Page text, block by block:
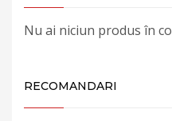
Nu ai niciun produs în
RECOMANDARI